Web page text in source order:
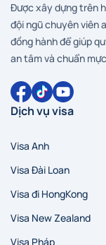
Được xây dựng trên
đội ngũ chuyên viên
đồng hành để giúp
an tâm và chuẩn
Dịch vụ visa
Visa Anh
Visa Đài Loan
Visa đi HongKong
Visa New Zealand
Visa Pháp